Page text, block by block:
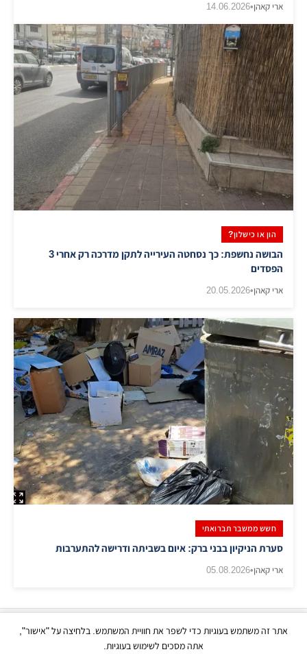
ארי קאהן•
14.06.2026
הון או כישלון?
​הבושה נחשפת: כך נסחטה העירייה לתקן מדרכה רק אחרי 3
הפסדים
ארי קאהן•
20.05.2026
חשש ממשבר תברואתי
סערת הניקיון בבני ברק: איום בשביתה ודרישה להתערבות
ארי קאהן•
05.08.2026
אתר זה משתמש בעוגיות כדי לשפר את חוויית המשתמש. בלחיצה על "אישור",
אתה מסכים לשימוש בעוגיות.
כל הזכויות שמורות | © בני ברק עכשיו 2026